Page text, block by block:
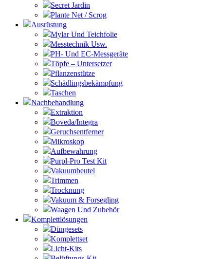
Secret Jardin
Plante Net / Scrog
Ausrüstung
Mylar Und Teichfolie
Messtechnik Usw.
PH- Und EC-Messgeräte
Töpfe – Untersetzer
Pflanzenstütze
Schädlingsbekämpfung
Taschen
Nachbehandlung
Extraktion
Boveda/Integra
Geruchsentferner
Mikroskop
Aufbewahrung
Purpl-Pro Test Kit
Vakuumbeutel
Trimmen
Trocknung
Vakuum & Forsegling
Waagen Und Zubehör
Komplettlösungen
Düngesets
Komplettset
Licht-Kits